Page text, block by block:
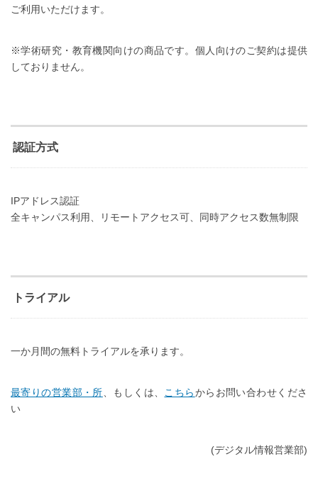
ご利用いただけます。
※学術研究・教育機関向けの商品です。個人向けのご契約は提供
しておりません。
認証方式
IPアドレス認証
全キャンパス利用、リモートアクセス可、同時アクセス数無制限
トライアル
一か月間の無料トライアルを承ります。
最寄りの営業部・所、もしくは、 こちらからお問い合わせくださ
い
(デジタル情報営業部)